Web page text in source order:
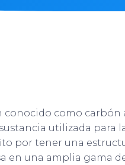
como carbón
utilizada para
por tener una
en una amplia gama